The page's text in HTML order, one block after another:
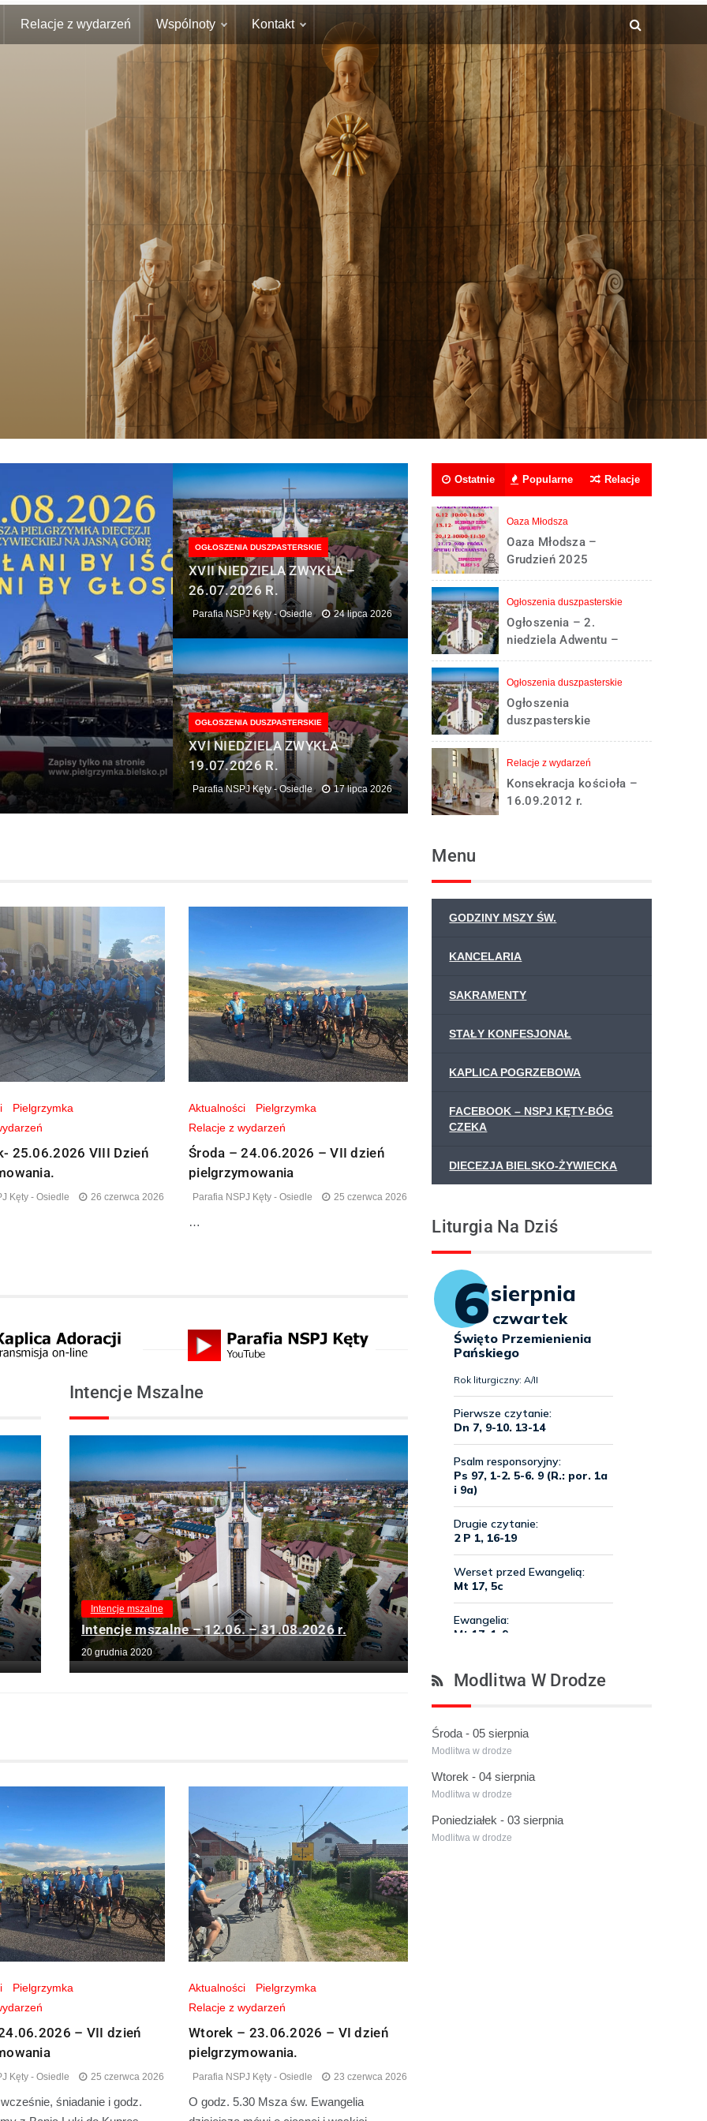
Relacje z wydarzeń Wspólnoty Kontakt
OGŁOSZENIA DUSZPASTERSKIE
XVII NIEDZIELA ZWYKŁA –
26.07.2026 R.
Parafia NSPJ Kęty - Osiedle 24 lipca 2026
OGŁOSZENIA DUSZPASTERSKIE
XVI NIEDZIELA ZWYKŁA –
19.07.2026 R.
Parafia NSPJ Kęty - Osiedle 17 lipca 2026
Ostatnie Popularne Relacje
Oaza Młodsza
Oaza Młodsza –
Grudzień 2025
Ogłoszenia duszpasterskie
Ogłoszenia – 2.
niedziela Adwentu –
6.12.2020 r.
Ogłoszenia duszpasterskie
Ogłoszenia
duszpasterskie
13.12.2020 r. – III
NIEDZIELA ADWENTU
Relacje z wydarzeń
Konsekracja kościoła –
16.09.2012 r.
Pielgrzymka
25.06.2026 VIII Dzień
Kęty - Osiedle 26 czerwca 2026
Aktualności
Pielgrzymka
Relacje z wydarzeń
Środa – 24.06.2026 – VII dzień
pielgrzymowania
Parafia NSPJ Kęty - Osiedle 25 czerwca 2026
…
Intencje Mszalne
Intencje mszalne
Intencje mszalne – 12.06. – 31.08.2026 r.
20 grudnia 2020
Pielgrzymka
– VII dzień
Kęty - Osiedle 25 czerwca 2026
śniadanie i godz.
Aktualności
Pielgrzymka
Relacje z wydarzeń
Wtorek – 23.06.2026 – VI dzień
pielgrzymowania.
Parafia NSPJ Kęty - Osiedle 23 czerwca 2026
O godz. 5.30 Msza św. Ewangelia
Menu
GODZINY MSZY ŚW.
KANCELARIA
SAKRAMENTY
STAŁY KONFESJONAŁ
KAPLICA POGRZEBOWA
FACEBOOK – NSPJ KĘTY-BÓG
CZEKA
DIECEZJA BIELSKO-ŻYWIECKA
Liturgia Na Dziś
Modlitwa W Drodze
Środa - 05 sierpnia
Modlitwa w drodze
Wtorek - 04 sierpnia
Modlitwa w drodze
Poniedziałek - 03 sierpnia
Modlitwa w drodze